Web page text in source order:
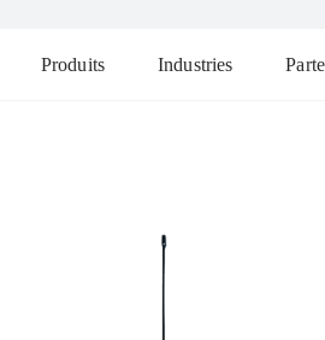
Produits Industries